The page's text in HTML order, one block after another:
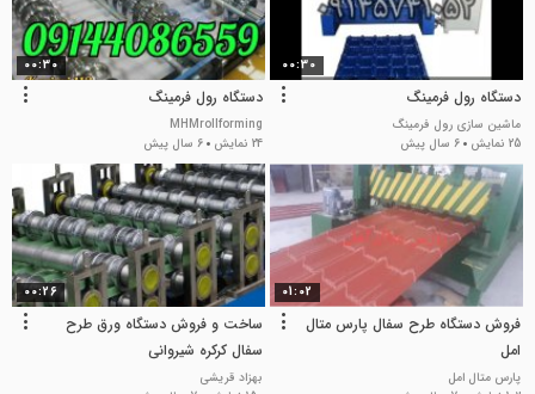
00:30
دستگاه رول فرمینگ
ماشین سازی رول فرمینگ
25 نمایش
6 سال پیش
00:30
دستگاه رول فرمینگ
MHMrollforming
24 نمایش
6 سال پیش
01:02
فروش دستگاه طرح سفال پارس متال
امل
پارس متال امل
00:26
ساخت و فروش دستگاه ورق طرح
سفال کرکره شیروانی
(قریشی)09111227487
بهزاد قریشی